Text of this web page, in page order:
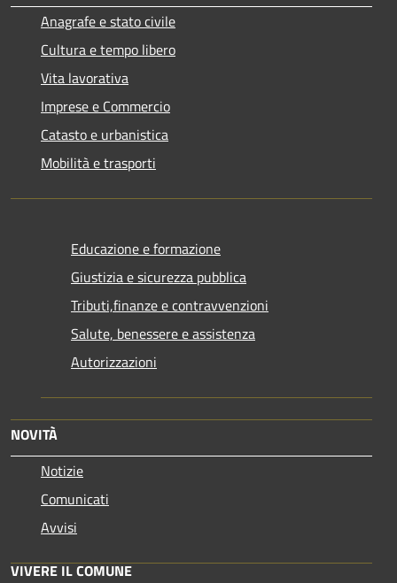
Anagrafe e stato civile
Cultura e tempo libero
Vita lavorativa
Imprese e Commercio
Catasto e urbanistica
Mobilità e trasporti
Educazione e formazione
Giustizia e sicurezza pubblica
Tributi,finanze e contravvenzioni
Salute, benessere e assistenza
Autorizzazioni
NOVITÀ
Notizie
Comunicati
Avvisi
VIVERE IL COMUNE